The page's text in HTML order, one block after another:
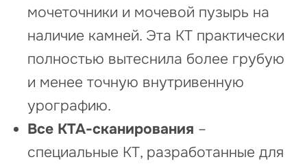
мочеточники и мочевой пузырь на
наличие камней. Эта КТ практически
полностью вытеснила более грубую
и менее точную внутривенную
урографию.
Все КТА-сканирования –
специальные КТ, разработанные для